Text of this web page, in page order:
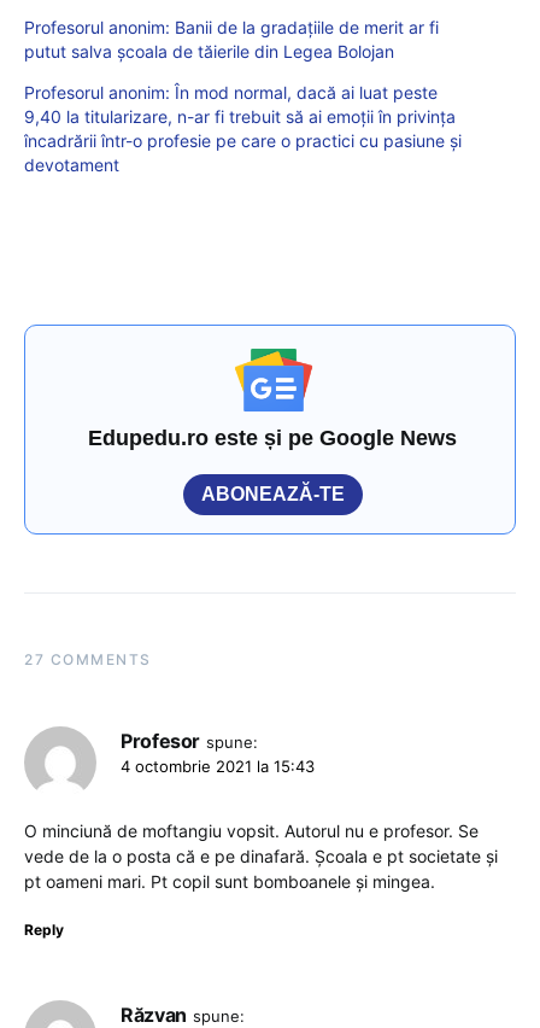
Profesorul anonim: Banii de la gradațiile de merit ar fi
putut salva școala de tăierile din Legea Bolojan
Profesorul anonim: În mod normal, dacă ai luat peste
9,40 la titularizare, n-ar fi trebuit să ai emoții în privința
încadrării într-o profesie pe care o practici cu pasiune și
devotament
Edupedu.ro este și pe Google News
ABONEAZĂ-TE
27 COMMENTS
Profesor spune:
4 octombrie 2021 la 15:43
O minciună de moftangiu vopsit. Autorul nu e profesor. Se
vede de la o posta că e pe dinafară. Școala e pt societate și
pt oameni mari. Pt copil sunt bomboanele și mingea.
Reply
Răzvan spune: